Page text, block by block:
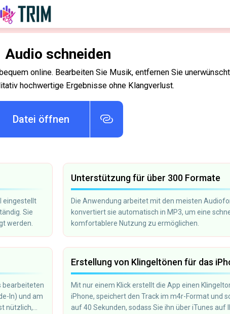
Audio schneiden
online. Bearbeiten Sie Musik, entfernen Sie
hochwertige Ergebnisse ohne Klangverlust.
Datei öffnen
eingestellt
Sie
werden.
Unterstützung für über 300 Formate
Die Anwendung arbeitet mit den meisten
konvertiert sie automatisch in MP3, um eine
komfortablere Nutzung zu ermöglichen.
bearbeiteten
In) und am
nützlich,
Erstellung von Klingeltönen für das
Mit nur einem Klick erstellt die App einen
iPhone, speichert den Track im m4r-Format und
auf 40 Sekunden, sodass Sie ihn über iTunes auf